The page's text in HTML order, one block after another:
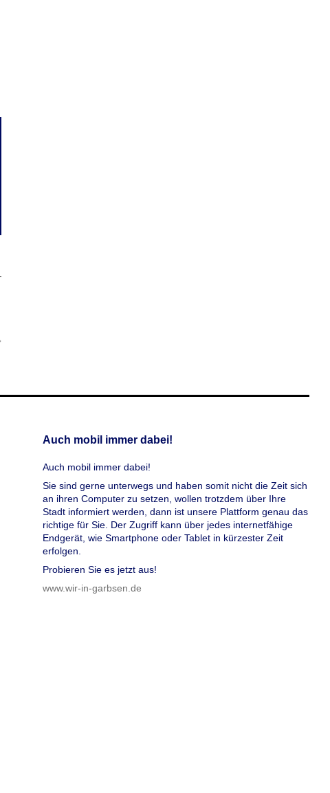
Auch mobil immer dabei!
Auch mobil immer dabei!
Sie sind gerne unterwegs und haben somit nicht die Zeit sich
an ihren Computer zu setzen, wollen trotzdem über Ihre
Stadt informiert werden, dann ist unsere Plattform genau das
richtige für Sie. Der Zugriff kann über jedes internetfähige
Endgerät, wie Smartphone oder Tablet in kürzester Zeit
erfolgen.
Probieren Sie es jetzt aus!
www.wir-in-garbsen.de